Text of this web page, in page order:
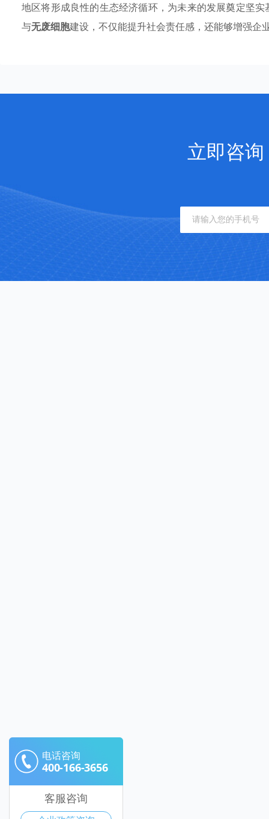
地区将形成良性的生态经济循环，为未来的发展奠定坚
与无废细胞建设，不仅能提升社会责任感，还能够增强企
电话咨询
400-166-3656
客服咨询
立即咨